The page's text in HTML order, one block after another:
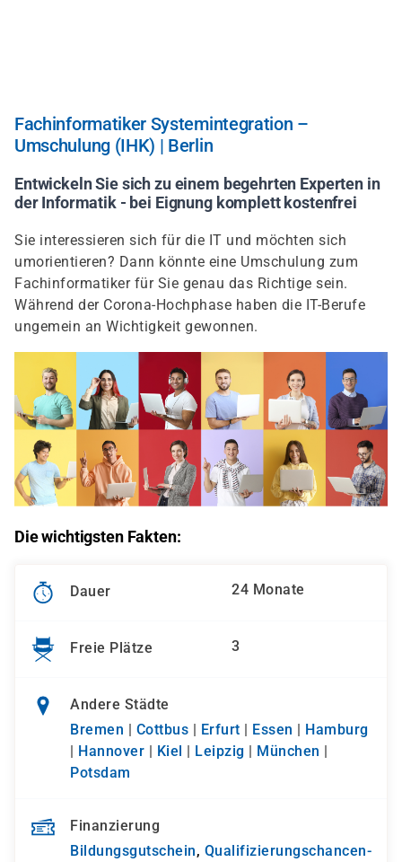
Fachinformatiker Systemintegration –
Umschulung (IHK) | Berlin
Entwickeln Sie sich zu einem begehrten Experten in
der Informatik - bei Eignung komplett kostenfrei
Sie interessieren sich für die IT und möchten sich
umorientieren? Dann könnte eine Umschulung zum
Fachinformatiker für Sie genau das Richtige sein.
Während der Corona-Hochphase haben die IT-Berufe
ungemein an Wichtigkeit gewonnen.
Die wichtigsten Fakten:
Dauer 24 Monate
Freie Plätze 3
Andere Städte
Bremen | Cottbus | Erfurt | Essen | Hamburg
| Hannover | Kiel | Leipzig | München |
Potsdam
Finanzierung
Bildungsgutschein, Qualifizierungs­chancen­